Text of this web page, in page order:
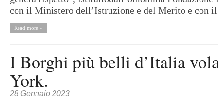
con il Ministero dell’Istruzione e del Merito e con
Read more »
I Borghi più belli d’Italia
York.
28 Gennaio 2023